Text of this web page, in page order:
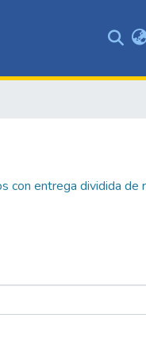
con entrega dividida de